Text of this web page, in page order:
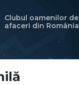
Clubul oamenilor de
afaceri din România